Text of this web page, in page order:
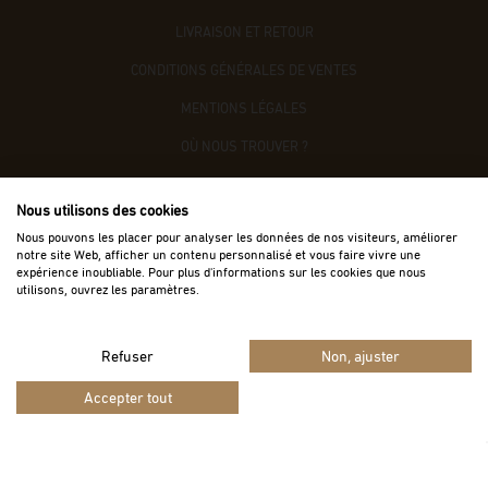
LIVRAISON ET RETOUR
CONDITIONS GÉNÉRALES DE VENTES
MENTIONS LÉGALES
OÙ NOUS TROUVER ?
Vie privée Termes
Nous utilisons des cookies
Nous pouvons les placer pour analyser les données de nos visiteurs, améliorer
notre site Web, afficher un contenu personnalisé et vous faire vivre une
expérience inoubliable. Pour plus d'informations sur les cookies que nous
utilisons, ouvrez les paramètres.
Refuser Non, ajuster
Accepter tout